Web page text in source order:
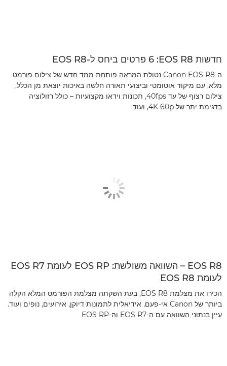
חדשות EOS R8‏: 6 פרטים ביחס ל-EOS R8
ה-Canon EOS R8 נטולת המראה פותחת ממד חדש של צילום פורמט
מלא, עם מיקוד אוטומטי וביצועי תאורה חלשה באיכות יוצאת מן הכלל,
צילום רצוף של עד 40fps, תכונות וידאו מקצועיות – כולל רזולוציה
בדגימת יתר של 4K 60p, ועוד.
EOS R8 – השוואה משולשת: EOS RP לעומת EOS R7
לעומת EOS R8
הכירו את מצלמת EOS R8, בעת השקתה מצלמת הפורמט המלא הקלה
ביותר של Canon אי-פעם, אידיאלית לתמונות דיוקן, אירועים, נופים ועוד.
עיין בנתוני השוואה עם ה-EOS R7 וה-EOS RP